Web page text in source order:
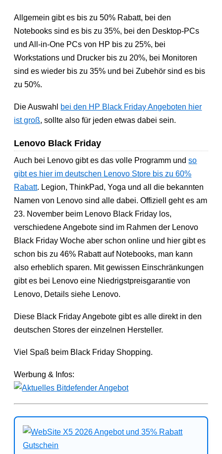
Allgemein gibt es bis zu 50% Rabatt, bei den
Notebooks sind es bis zu 35%, bei den Desktop-PCs
und All-in-One PCs von HP bis zu 25%, bei
Workstations und Drucker bis zu 20%, bei Monitoren
sind es wieder bis zu 35% und bei Zubehör sind es bis
zu 50%.
Die Auswahl bei den HP Black Friday Angeboten hier
ist groß, sollte also für jeden etwas dabei sein.
Lenovo Black Friday
Auch bei Lenovo gibt es das volle Programm undso
gibt es hier im deutschen Lenovo Store bis zu 60%
Rabatt. Legion, ThinkPad, Yoga und all die bekannten
Namen von Lenovo sind alle dabei. Offiziell geht es am
23. November beim Lenovo Black Friday los,
verschiedene Angebote sind im Rahmen der Lenovo
Black Friday Woche aber schon online und hier gibt es
schon bis zu 46% Rabatt auf Notebooks, man kann
also erheblich sparen. Mit gewissen Einschränkungen
gibt es bei Lenovo eine Niedrigstpreisgarantie von
Lenovo, Details siehe Lenovo.
Diese Black Friday Angebote gibt es alle direkt in den
deutschen Stores der einzelnen Hersteller.
Viel Spaß beim Black Friday Shopping.
Werbung & Infos: